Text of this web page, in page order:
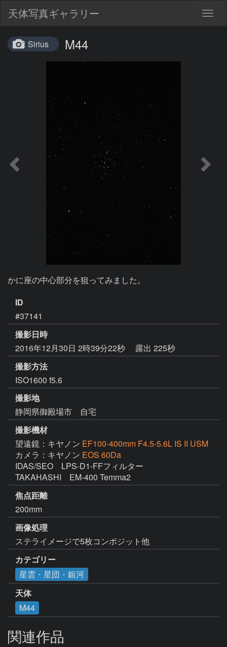
天体写真ギャラリー
Sirius M44
かに座の中心部分を狙ってみました。
ID
#37141
撮影日時
2016年12月30日 2時39分22秒
露出 225秒
撮影方法
ISO1600 f5.6
撮影地
静岡県御殿場市 自宅
撮影機材
望遠鏡：キヤノン EF100-400mm F4.5-5.6L IS II USM
カメラ：キヤノン EOS 60Da
IDAS/SEO　LPS-D1-FFフィルター
TAKAHASHI　EM-400 Temma2
焦点距離
200mm
画像処理
ステライメージで5枚コンポジット他
カテゴリー
星雲・星団・銀河
天体
M44
関連作品